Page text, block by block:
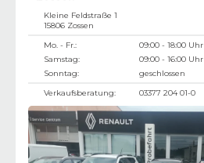
Kleine Feldstraße 1
15806 Zossen
Mo. - Fr.:
09:00 - 18:00 Uhr
Samstag:
09:00 - 16:00 Uhr
Sonntag:
geschlossen
Verkaufsberatung:
03377 204 01-0